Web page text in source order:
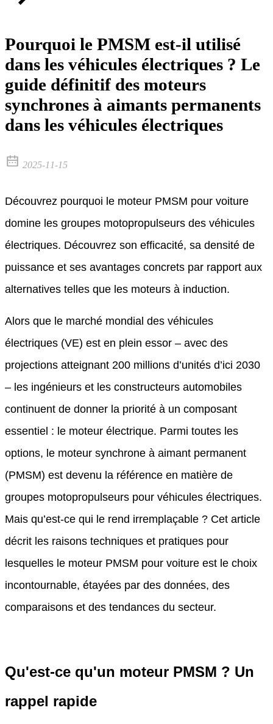
Pourquoi le PMSM est-il utilisé
dans les véhicules électriques ? Le
guide définitif des moteurs
synchrones à aimants permanents
dans les véhicules électriques
2025-11-15
Découvrez pourquoi le moteur PMSM pour voiture
domine les groupes motopropulseurs des véhicules
électriques. Découvrez son efficacité, sa densité de
puissance et ses avantages concrets par rapport aux
alternatives telles que les moteurs à induction.
Alors que le marché mondial des véhicules
électriques (VE) est en plein essor – avec des
projections atteignant 200 millions d’unités d’ici 2030
– les ingénieurs et les constructeurs automobiles
continuent de donner la priorité à un composant
essentiel : le moteur électrique. Parmi toutes les
options, le moteur synchrone à aimant permanent
(PMSM) est devenu la référence en matière de
groupes motopropulseurs pour véhicules électriques.
Mais qu’est-ce qui le rend irremplaçable ? Cet article
décrit les raisons techniques et pratiques pour
lesquelles le moteur PMSM pour voiture est le choix
incontournable, étayées par des données, des
comparaisons et des tendances du secteur.
Qu'est-ce qu'un moteur PMSM ? Un
rappel rapide